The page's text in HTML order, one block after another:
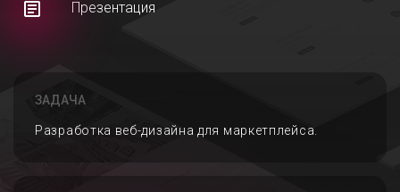
Презентация
ЗАДАЧА
Разработка веб-дизайна для маркетплейса.